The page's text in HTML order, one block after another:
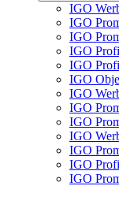
IGO
IGO
IGO
IGO
IGO
IGO
IGO
IGO
IGO
IGO
IGO
IGO
IGO